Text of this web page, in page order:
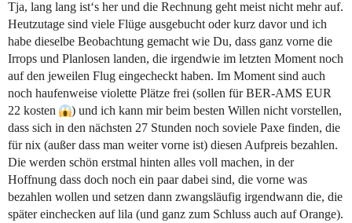
Tja, lang lang ist‘s her und die Rechnung geht meist nicht mehr auf.
Heutzutage sind viele Flüge ausgebucht oder kurz davor und ich
habe dieselbe Beobachtung gemacht wie Du, dass ganz vorne die
Irrops und Planlosen landen, die irgendwie im letzten Moment noch
auf den jeweilen Flug eingecheckt haben. Im Moment sind auch
noch haufenweise violette Plätze frei (sollen für BER-AMS EUR
22 kosten
) und ich kann mir beim besten Willen nicht vorstellen,
dass sich in den nächsten 27 Stunden noch soviele Paxe finden, die
für nix (außer dass man weiter vorne ist) diesen Aufpreis bezahlen.
Die werden schön erstmal hinten alles voll machen, in der
Hoffnung dass doch noch ein paar dabei sind, die vorne was
bezahlen wollen und setzen dann zwangsläufig irgendwann die, die
später einchecken auf lila (und ganz zum Schluss auch auf Orange).